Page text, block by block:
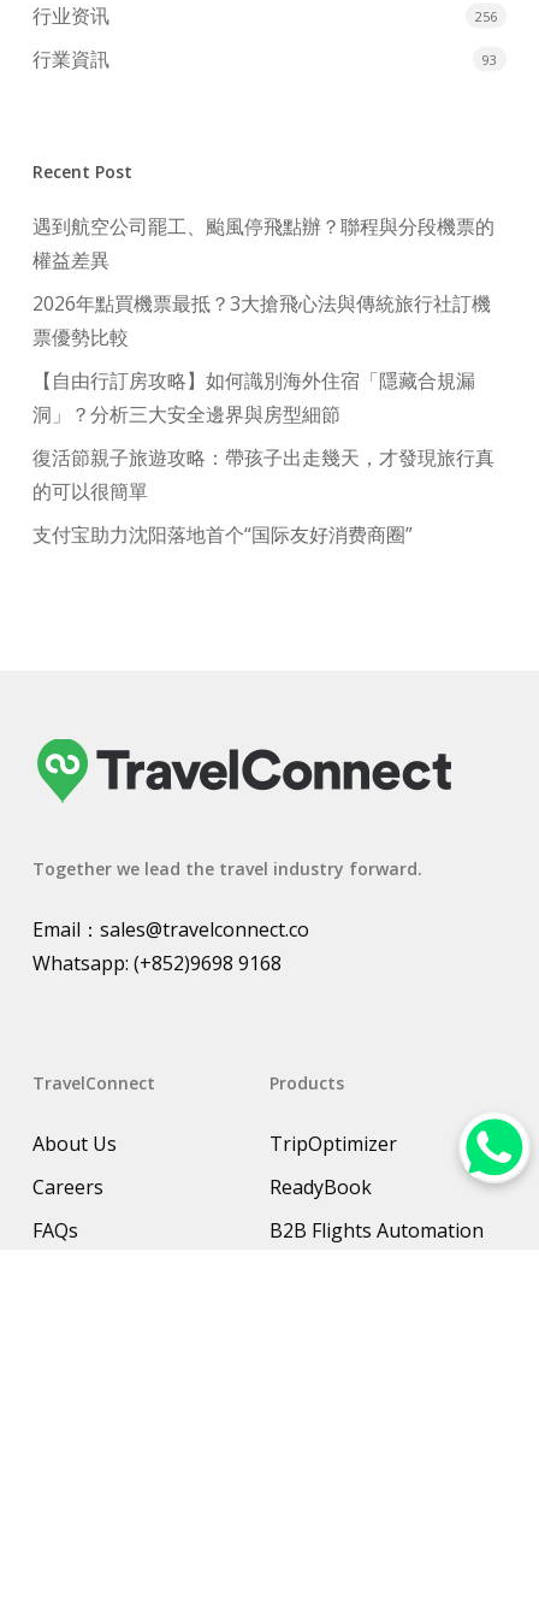
行业资讯 256
行業資訊 93
Recent Post
遇到航空公司罷工、颱風停飛點辦？聯程與分段機票的
權益差異
2026年點買機票最抵？3大搶飛心法與傳統旅行社訂機
票優勢比較
【自由行訂房攻略】如何識別海外住宿「隱藏合規漏
洞」？分析三大安全邊界與房型細節
復活節親子旅遊攻略：帶孩子出走幾天，才發現旅行真
的可以很簡單
支付宝助力沈阳落地首个“国际友好消费商圈”
Together we lead the travel industry forward.
Email： sales@travelconnect.co
Whatsapp: (+852)9698 9168
TravelConnect
About Us
Careers
FAQs
Products
TripOptimizer
ReadyBook
B2B Flights Automation